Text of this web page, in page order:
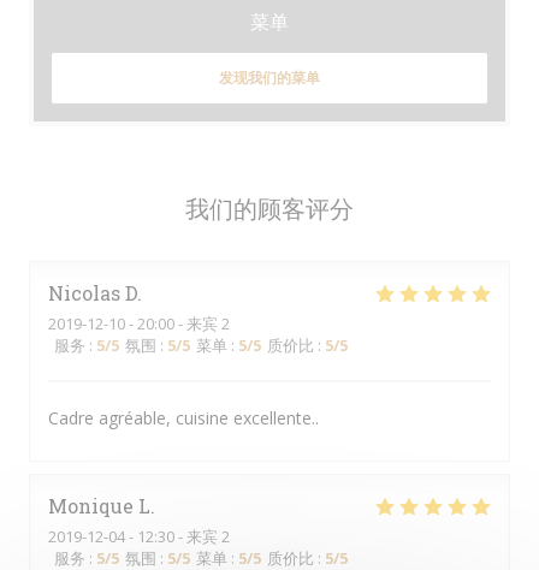
我们的顾客评分
NicolasD
2019-12-10- 20:00 - 来宾 2
服务 : 5/5 氛围 : 5/5 菜单 : 5/5 质价比 : 5/5
Cadre agréable, cuisine excellente..
Monique L
2019-12-04- 12:30 - 来宾 2
服务 : 5/5 氛围 : 5/5 菜单 : 5/5 质价比 : 5/5
菜单
发现我们的菜单